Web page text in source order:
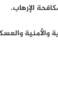
الإرهاب.
والأمنية